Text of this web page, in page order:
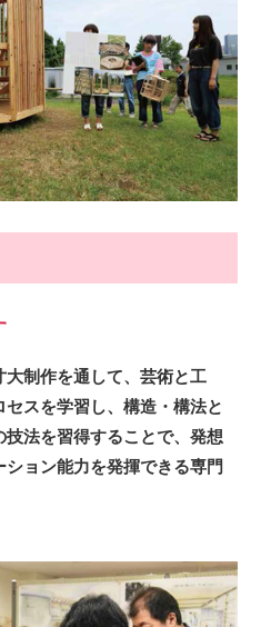
制作を通して、芸術と工
スを学習し、構造・構法と
法を習得することで、発想
ョン能力を発揮できる専門